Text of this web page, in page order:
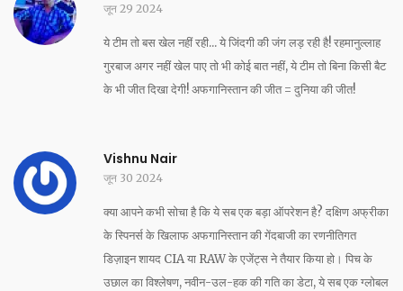
जून 29 2024
ये टीम तो बस खेल नहीं रही... ये जिंदगी की जंग लड़ रही है! रहमानुल्लाह
गुरबाज अगर नहीं खेल पाए तो भी कोई बात नहीं, ये टीम तो बिना किसी बैट
के भी जीत दिखा देगी! अफगानिस्तान की जीत = दुनिया की जीत!
Vishnu Nair
जून 30 2024
क्या आपने कभी सोचा है कि ये सब एक बड़ा ऑपरेशन है? दक्षिण अफ्रीका
के स्पिनर्स के खिलाफ अफगानिस्तान की गेंदबाजी का रणनीतिगत
डिज़ाइन शायद CIA या RAW के एजेंट्स ने तैयार किया हो। पिच के
उछाल का विश्लेषण, नवीन-उल-हक की गति का डेटा, ये सब एक ग्लोबल